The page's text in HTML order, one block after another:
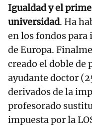
Igualdad y el
universidad. Ha
en los fondos
de Europa.
creado el doble de
ayudante doctor
derivados de la
profesorado
impuesta por la